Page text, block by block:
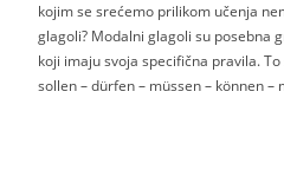
kojim se srećemo prilikom učenja
glagoli? Modalni glagoli su posebna
koji imaju svoja specifična pravila.
sollen – dürfen – müssen – können